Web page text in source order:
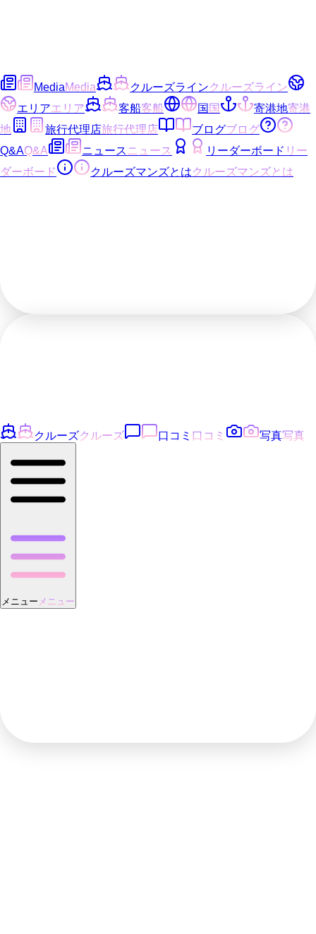
MediaMedia クルーズラインクルーズライン
エリアエリア 客船客船 国国 寄港地寄港
地
旅行代理店旅行代理店 ブログブログ
Q&AQ&A ニュース ニュース リーダーボード リー
ダーボード
クルーズマンズとはクルーズマンズとは
クルーズクルーズ 口コミ 口コミ 写真写真
メニュー メニュー